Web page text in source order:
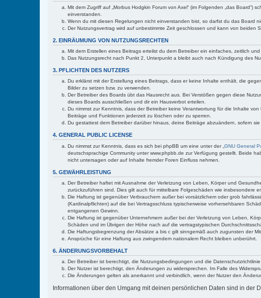
Mit dem Zugriff auf „Morbus Hodgkin Forum von Axel“ (im Folgenden „das
einverstanden.
Wenn du mit diesen Regelungen nicht einverstanden bist, so darfst du das Board
Der Nutzungsvertrag wird auf unbestimmte Zeit geschlossen und kann von beiden
2. EINRÄUMUNG VON NUTZUNGSRECHTEN
Mit dem Erstellen eines Beitrags erteilst du dem Betreiber ein einfaches, zeitlich
Das Nutzungsrecht nach Punkt 2, Unterpunkt a bleibt auch nach Kündigung des
3. PFLICHTEN DES NUTZERS
Du erklärst mit der Erstellung eines Beitrags, dass er keine Inhalte enthält, die
Bilder zu setzen bzw. zu verwenden.
Der Betreiber des Boards übt das Hausrecht aus. Bei Verstößen gegen diese
dieses Boards ausschließen und dir ein Hausverbot erteilen.
Du nimmst zur Kenntnis, dass der Betreiber keine Verantwortung für die Inhalte
Beiträge und Funktionen jederzeit zu löschen oder zu sperren.
Du gestattest dem Betreiber darüber hinaus, deine Beiträge abzuändern, sofern
4. GENERAL PUBLIC LICENSE
Du nimmst zur Kenntnis, dass es sich bei phpBB um eine unter der „ GNU General
deutschsprachige Community unter www.phpbb.de zur Verfügung gestellt. Beide
nicht untersagen oder auf Inhalte fremder Foren Einfluss nehmen.
5. GEWÄHRLEISTUNG
Der Betreiber haftet mit Ausnahme der Verletzung von Leben, Körper und
zurückzuführen sind. Dies gilt auch für mittelbare Folgeschäden wie insbesondere
Die Haftung ist gegenüber Verbrauchern außer bei vorsätzlichem oder grob
(Kardinalpflichten) auf die bei Vertragsschluss typischerweise vorhersehbaren
entgangenen Gewinn.
Die Haftung ist gegenüber Unternehmern außer bei der Verletzung von Leben,
Schäden und im Übrigen der Höhe nach auf die vertragstypischen
Die Haftungsbegrenzung der Absätze a bis c gilt sinngemäß auch zugunsten der
Ansprüche für eine Haftung aus zwingendem nationalem Recht bleiben unberührt.
6. ÄNDERUNGSVORBEHALT
Der Betreiber ist berechtigt, die Nutzungsbedingungen und die
Der Nutzer ist berechtigt, den Änderungen zu widersprechen. Im Falle des
Die Änderungen gelten als anerkannt und verbindlich, wenn der Nutzer den
Informationen über den Umgang mit deinen persönlichen Daten sind in der